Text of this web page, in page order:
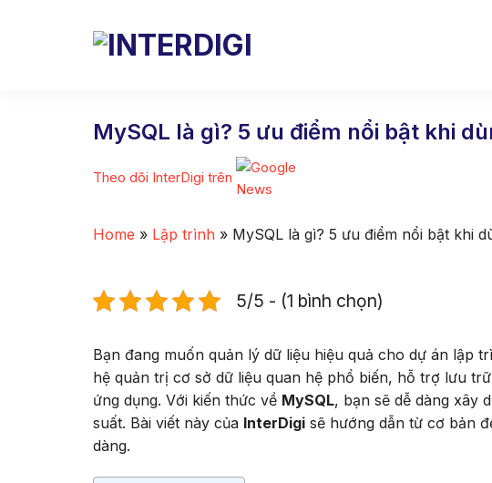
MySQL là gì? 5 ưu điểm nổi bật khi
Theo dõi InterDigi trên
Home » Lập trình » MySQL là gì? 5 ưu điểm nổi bật khi
5/5 - (1 bình chọn)
Bạn đang muốn quản lý dữ liệu hiệu quả cho dự án lập
hệ quản trị cơ sở dữ liệu quan hệ phổ biến, hỗ trợ lưu
ứng dụng. Với kiến thức về MySQL, bạn sẽ dễ dàng xây
suất. Bài viết này của InterDigi sẽ hướng dẫn từ cơ bản
dàng.